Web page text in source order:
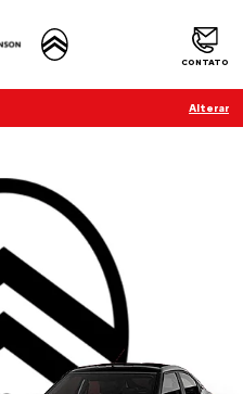
CONTATO
Alterar